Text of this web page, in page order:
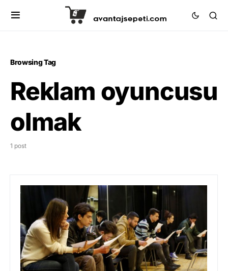
Browsing Tag
Reklam oyuncusu
olmak
1 post